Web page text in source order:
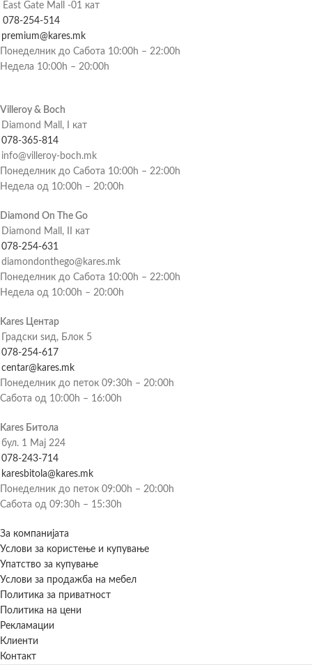
East Gate Mall -01 кат
078-254-514
premium@kares.mk
Понеделник до Сабота 10:00h – 22:00h
Недела 10:00h – 20:00h
Villeroy & Boch
Diamond Mall, I кат
078-365-814
info@villeroy-boch.mk
Понеделник до Сабота 10:00h – 22:00h
Недела од 10:00h – 20:00h
Diamond On The Go
Diamond Mall, II кат
078-254-631
diamondonthego@kares.mk
Понеделник до Сабота 10:00h – 22:00h
Недела од 10:00h – 20:00h
Kares Центар
Градски ѕид, Блок 5
078-254-617
centar@kares.mk
Понеделник до петок 09:30h – 20:00h
Сабота од 10:00h – 16:00h
Kares Битола
бул. 1 Мај 224
078-243-714
karesbitola@kares.mk
Понеделник до петок 09:00h – 20:00h
Сабота од 09:30h – 15:30h
За компанијата
Услови за користење и купување
Упатство за купување
Услови за продажба на мебел
Политика за приватност
Политика на цени
Рекламации
Клиенти
Контакт